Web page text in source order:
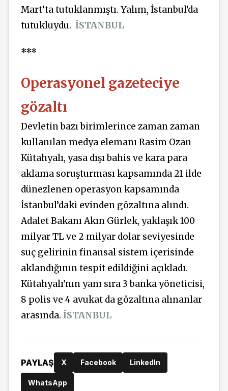
Mart’ta tutuklanmıştı. Yalım, İstanbul'da
tutukluydu. İSTANBUL
***
Operasyonel gazeteciye
gözaltı
Devletin bazı birimlerince zaman zaman
kullanılan medya elemanı Rasim Ozan
Kütahyalı, yasa dışı bahis ve kara para
aklama soruşturması kapsamında 21 ilde
dünezlenen operasyon kapsamında
İstanbul’daki evinden gözaltına alındı.
Adalet Bakanı Akın Gürlek, yaklaşık 100
milyar TL ve 2 milyar dolar seviyesinde
suç gelirinin finansal sistem içerisinde
aklandığının tespit edildiğini açıkladı.
Kütahyalı'nın yanı sıra 3 banka yöneticisi,
8 polis ve 4 avukat da gözaltına alınanlar
arasında. İSTANBUL
PAYLAŞ X Facebook LinkedIn
WhatsApp